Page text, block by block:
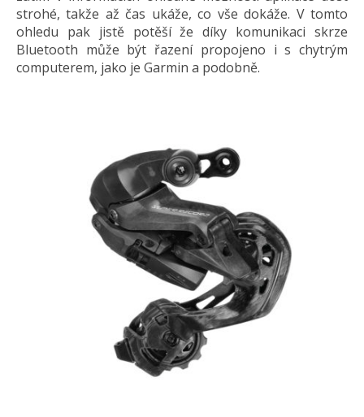
strohé, takže až čas ukáže, co vše dokáže. V tomto
ohledu pak jistě potěší že díky komunikaci skrze
Bluetooth může být řazení propojeno i s chytrým
computerem, jako je Garmin a podobně.